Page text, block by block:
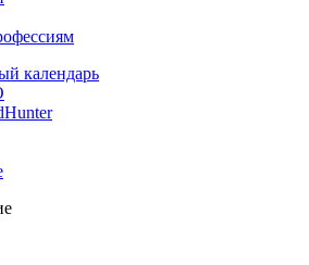
календарь